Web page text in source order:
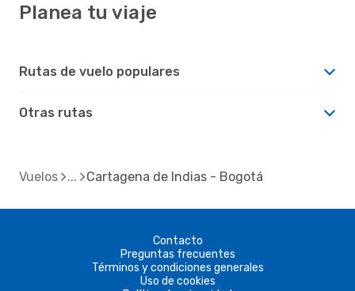
Planea tu viaje
Rutas de vuelo populares
Otras rutas
Vuelos Cartagena de Indias - Bogotá
Contacto
Preguntas frecuentes
Términos y condiciones generales
Uso de cookies